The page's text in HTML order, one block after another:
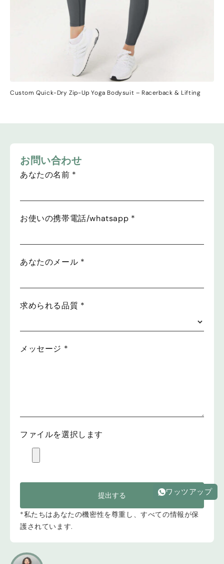
Custom Quick-Dry Zip-Up Yoga Bodysuit – Racerback & Lifting
お問い合わせ
あなたの名前 *
お使いの携帯電話/whatsapp *
あなたのメール *
求められる品質 *
メッセージ *
ファイルを選択します
提出する
*私たちはあなたの機密性を尊重し、すべての情報が保
護されています.
ワッツアップ